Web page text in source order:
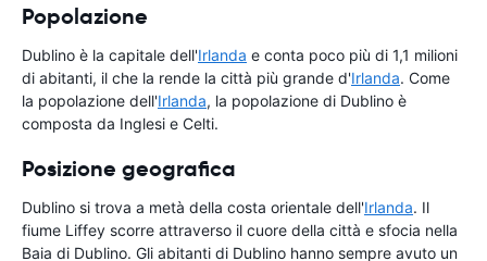
Popolazione
Dublino è la capitale dell'Irlanda e conta poco più di 1,1 milioni
di abitanti, il che la rende la città più grande d'Irlanda. Come
la popolazione dell'Irlanda, la popolazione di Dublino è
composta da Inglesi e Celti.
Posizione geografica
Dublino si trova a metà della costa orientale dell'Irlanda. Il
fiume Liffey scorre attraverso il cuore della città e sfocia nella
Baia di Dublino. Gli abitanti di Dublino hanno sempre avuto un